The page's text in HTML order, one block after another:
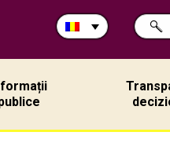
Caută
în
CAUTĂ